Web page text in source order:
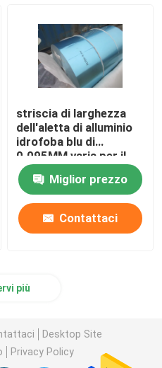
striscia di larghezza
dell'aletta di alluminio
idrofoba blu di
0.095MM varia per il
condizionatore d'aria
Miglior prezzo
Contattaci
più
Desktop Site
Privacy Policy